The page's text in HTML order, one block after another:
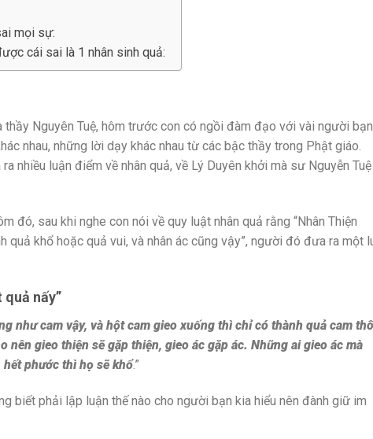
mọi sự:
cái sai là 1 nhân sinh quả:
thầy Nguyên Tuệ, hôm trước con có ngồi đàm đạo với vài người
nhau, những lời dạy khác nhau từ các bậc thầy trong Phật giáo.
nhiều luận điểm về nhân quả, về Lý Duyên khởi mà sư Nguyễn Tuệ
đó, sau khi nghe con nói về quy luật nhân quả rằng “Nhân Thiện
quả khổ hoặc quả vui, và nhân ác cũng vậy”, người đó đưa ra một
nấy”
như cam vậy, và hột cam gieo xuống thì chỉ có thành quả cam
nên gieo thiện sẽ gặp thiện, gieo ác gặp ác. Những ai gieo ác mà
phước thì họ sẽ khổ.”
biết phải lập luận thế nào cho người bạn kia hiểu nên đành giữ im